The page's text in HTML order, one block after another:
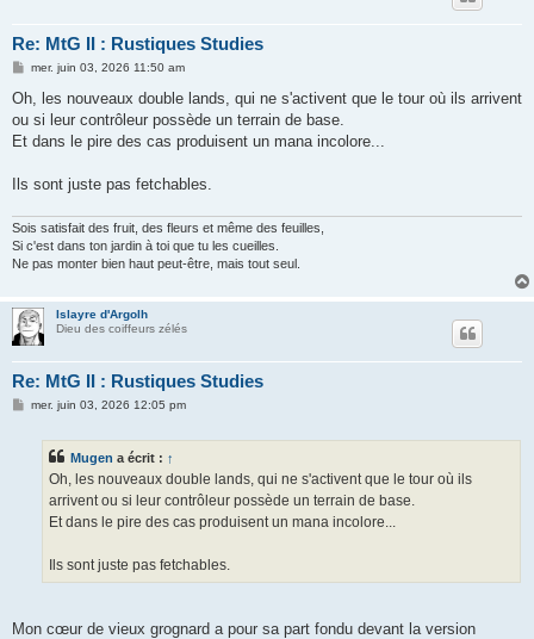
Re: MtG II : Rustiques Studies
M
s
a
g
mer. juin 03, 2026 11:50 am
Oh, les nouveaux double lands, qui ne s'activent que le tour où ils arrivent
ou si leur contrôleur possède un terrain de base.
Et dans le pire des cas produisent un mana incolore...
Ils sont juste pas fetchables.
Sois satisfait des fruit, des fleurs et même des feuilles,
Si c'est dans ton jardin à toi que tu les cueilles.
Ne pas monter bien haut peut-être, mais tout seul.
Islayre d'Argolh
Dieu des coiffeurs zélés
Re: MtG II : Rustiques Studies
Mmer. juin 03, 2026 12:05 pm
Mugen a écrit : ↑
Oh, les nouveaux double lands, qui ne s'activent que le tour où ils
arrivent ou si leur contrôleur possède un terrain de base.
Et dans le pire des cas produisent un mana incolore...
Ils sont juste pas fetchables.
Mon cœur de vieux grognard a pour sa part fondu devant la version